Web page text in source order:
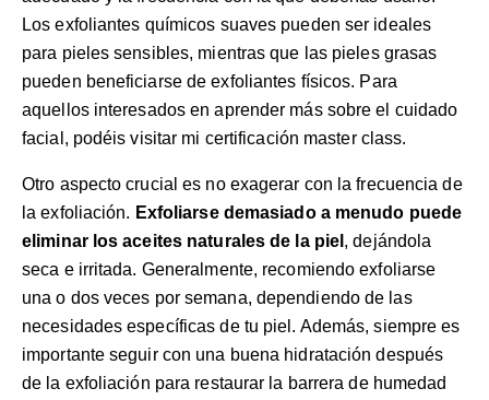
Los exfoliantes químicos suaves pueden ser ideales
para pieles sensibles, mientras que las pieles grasas
pueden beneficiarse de exfoliantes físicos. Para
aquellos interesados en aprender más sobre el cuidado
facial, podéis visitar mi certificación master class.
Otro aspecto crucial es no exagerar con la frecuencia de
la exfoliación. Exfoliarse demasiado a menudo puede
eliminar los aceites naturales de la piel , dejándola
seca e irritada. Generalmente, recomiendo exfoliarse
una o dos veces por semana, dependiendo de las
necesidades específicas de tu piel. Además, siempre es
importante seguir con una buena hidratación después
de la exfoliación para restaurar la barrera de humedad